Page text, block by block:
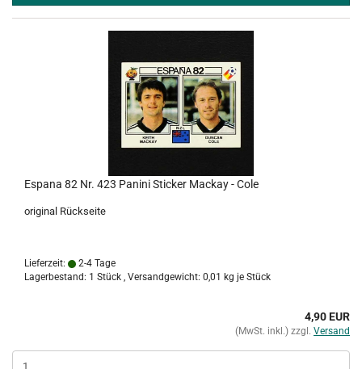
Espana 82 Nr. 423 Panini Sticker Mackay - Cole
original Rückseite
Lieferzeit:
2-4 Tage
Lagerbestand: 1 Stück , Versandgewicht: 0,01 kg je Stück
4,90 EUR
(MwSt. inkl.) zzgl. Versand